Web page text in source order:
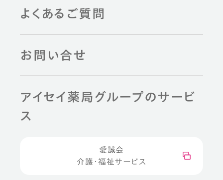
よくあるご質問
お問い合せ
アイセイ薬局グループのサービ
ス
愛誠会
介護・福祉サービス